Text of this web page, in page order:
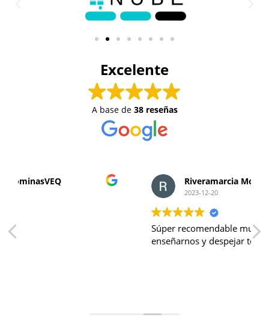
Excelente
A base de 38 reseñas
Riveramarcia Monzon
Súper recomendable muchas gracias por
enseñarnos y despejar todas nuestras dudas